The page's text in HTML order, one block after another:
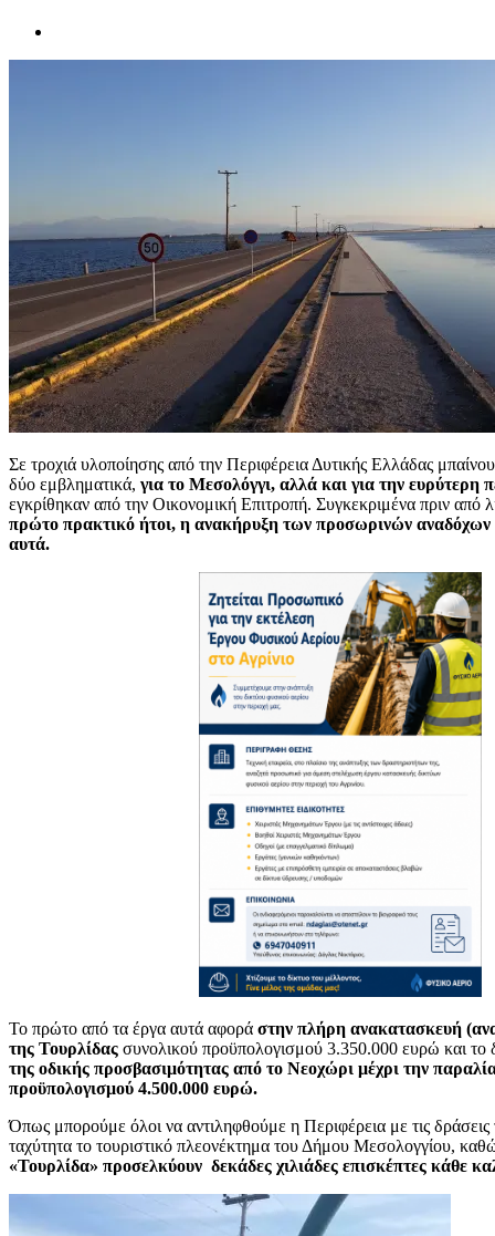
Σε τροχιά υλοποίησης από την Περιφέρεια Δυτικής Ελλάδας
δύο εμβληματικά, για το Μεσολόγγι, αλλά και για την ευρύτερη
εγκρίθηκαν από την Οικονομική Επιτροπή. Συγκεκριμένα πριν από
πρώτο πρακτικό ήτοι, η ανακήρυξη των προσωρινών αναδόχων
αυτά.
Το πρώτο από τα έργα αυτά αφορά στην πλήρη ανακατασκευή
της Τουρλίδας συνολικού προϋπολογισμού 3.350.000 ευρώ και το
της οδικής προσβασιμότητας από το Νεοχώρι μέχρι την
προϋπολογισμού 4.500.000 ευρώ.
Όπως μπορούμε όλοι να αντιληφθούμε η Περιφέρεια με τις δράσεις
ταχύτητα το τουριστικό πλεονέκτημα του Δήμου Μεσολογγίου,
«Τουρλίδα» προσελκύουν δεκάδες χιλιάδες επισκέπτες κάθε